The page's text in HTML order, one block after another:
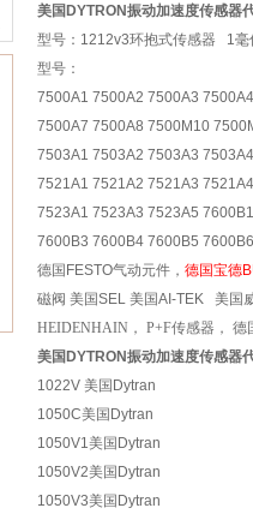
美国DYTRON振动加速度传感器
型号：1212v3环抱式传感器 1毫
型号：
7500A1 7500A2 7500A3
7500A7 7500A8 7500M10
7503A1 7503A2 7503A3
7521A1 7521A2 7521A3
7523A1 7523A3 7523A5
7600B3 7600B4 7600B5 7600B6
德国 FESTO气动元件， 德国宝德
磁阀 美国SEL 美国AI-TEK 美国
HEIDENHAIN ， P+F传感器， 德
美国DYTRON振动加速度传感器
1022V 美国Dytran
1050C美国Dytran
1050V1美国Dytran
1050V2美国Dytran
1050V3美国Dytran